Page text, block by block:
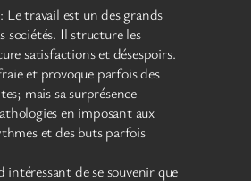
: Le travail est un des grands
sociétés. Il structure les
satisfactions et désespoirs.
et provoque parfois des
mais sa surprésence
en imposant aux
et des buts parfois
intéressant de se souvenir que